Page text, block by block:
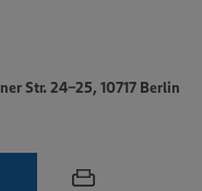
Str. 24-25, 10717 Berlin